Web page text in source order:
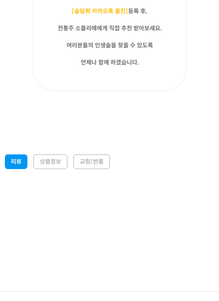
[술담화 카카오톡 플친] 등록 후,
전통주 소믈리에에게 직접 추천 받아보세요.
여러분들의 인생술을 찾을 수 있도록
언제나 함께 하겠습니다.
리뷰 상품정보 교환/반품